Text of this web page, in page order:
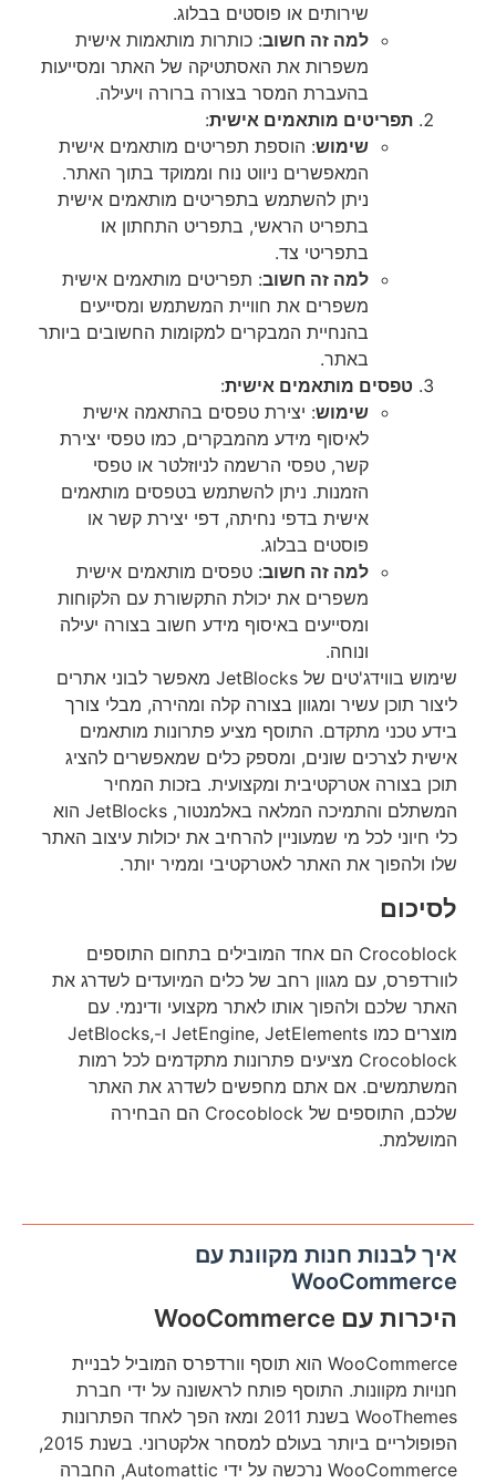
שירותים או פוסטים בבלוג.
למה זה חשוב: כותרות מותאמות אישית
משפרות את האסתטיקה של האתר ומסייעות
בהעברת המסר בצורה ברורה ויעילה.
תפריטים מותאמים אישית:
שימוש: הוספת תפריטים מותאמים אישית
המאפשרים ניווט נוח וממוקד בתוך האתר.
ניתן להשתמש בתפריטים מותאמים אישית
בתפריט הראשי, בתפריט התחתון או
בתפריטי צד.
למה זה חשוב: תפריטים מותאמים אישית
משפרים את חוויית המשתמש ומסייעים
בהנחיית המבקרים למקומות החשובים ביותר
באתר.
טפסים מותאמים אישית:
שימוש: יצירת טפסים בהתאמה אישית
לאיסוף מידע מהמבקרים, כמו טפסי יצירת
קשר, טפסי הרשמה לניוזלטר או טפסי
הזמנות. ניתן להשתמש בטפסים מותאמים
אישית בדפי נחיתה, דפי יצירת קשר או
פוסטים בבלוג.
למה זה חשוב: טפסים מותאמים אישית
משפרים את יכולת התקשורת עם הלקוחות
ומסייעים באיסוף מידע חשוב בצורה יעילה
ונוחה.
שימוש בווידג'טים של JetBlocks מאפשר לבוני אתרים
ליצור תוכן עשיר ומגוון בצורה קלה ומהירה, מבלי צורך
בידע טכני מתקדם. התוסף מציע פתרונות מותאמים
אישית לצרכים שונים, ומספק כלים שמאפשרים להציג
תוכן בצורה אטרקטיבית ומקצועית. בזכות המחיר
המשתלם והתמיכה המלאה באלמנטור, JetBlocks הוא
כלי חיוני לכל מי שמעוניין להרחיב את יכולות עיצוב האתר
שלו ולהפוך את האתר לאטרקטיבי וממיר יותר.
לסיכום
Crocoblock הם אחד המובילים בתחום התוספים
לוורדפרס, עם מגוון רחב של כלים המיועדים לשדרג את
האתר שלכם ולהפוך אותו לאתר מקצועי ודינמי. עם
מוצרים כמו JetEngine, JetElements ו-JetBlocks,
Crocoblock מציעים פתרונות מתקדמים לכל רמות
המשתמשים. אם אתם מחפשים לשדרג את האתר
שלכם, התוספים של Crocoblock הם הבחירה
המושלמת.
איך לבנות חנות מקוונת עם
WooCommerce
היכרות עם WooCommerce
WooCommerce הוא תוסף וורדפרס המוביל לבניית
חנויות מקוונות. התוסף פותח לראשונה על ידי חברת
WooThemes בשנת 2011 ומאז הפך לאחד הפתרונות
הפופולריים ביותר בעולם למסחר אלקטרוני. בשנת 2015,
WooCommerce נרכשה על ידי Automattic, החברה